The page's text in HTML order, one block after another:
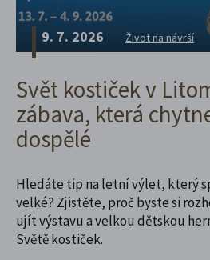
9. 7. 2026 Život na návrší
Svět kostiček v
zábava, která
dospělé
Hledáte tip na letní výlet, který
velké? Zjistěte, proč byste si
ujít výstavu a velkou dětskou
Světě kostiček.